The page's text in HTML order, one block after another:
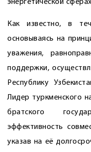
энергетической
Как известно, в
основываясь на
уважения,
поддержки,
Республику
Лидер туркменского
братского
эффективность
указав на её